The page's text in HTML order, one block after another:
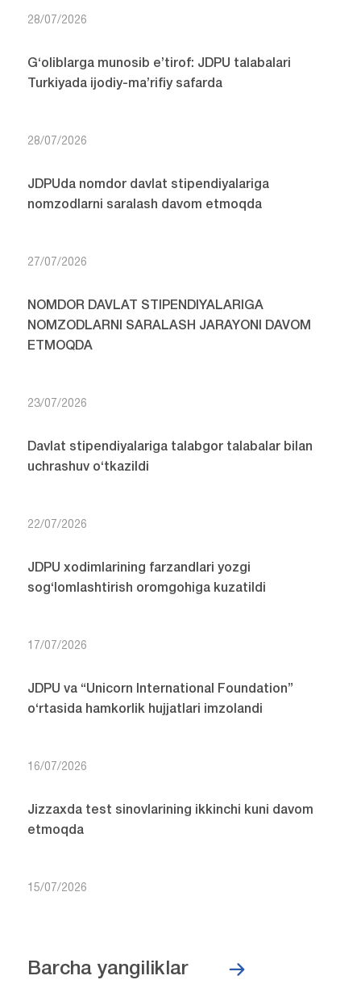
28/07/2026
G‘oliblarga munosib e’tirof: JDPU talabalari
Turkiyada ijodiy-ma’rifiy safarda
28/07/2026
JDPUda nomdor davlat stipendiyalariga
nomzodlarni saralash davom etmoqda
27/07/2026
NOMDOR DAVLAT STIPENDIYALARIGA
NOMZODLARNI SARALASH JARAYONI DAVOM
ETMOQDA
23/07/2026
Davlat stipendiyalariga talabgor talabalar bilan
uchrashuv o‘tkazildi
22/07/2026
JDPU xodimlarining farzandlari yozgi
sog‘lomlashtirish oromgohiga kuzatildi
17/07/2026
JDPU va “Unicorn International Foundation”
o‘rtasida hamkorlik hujjatlari imzolandi
16/07/2026
Jizzaxda test sinovlarining ikkinchi kuni davom
etmoqda
15/07/2026
Barcha yangiliklar